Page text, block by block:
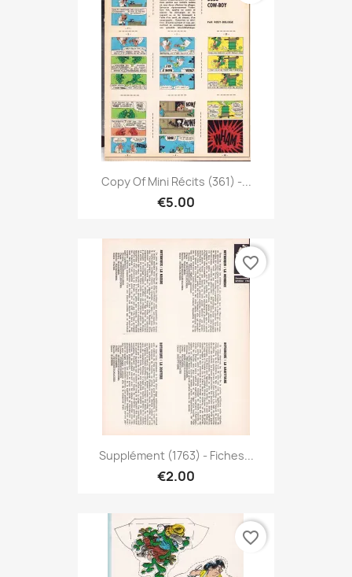
Copy Of Mini Récits (361) -...
€5.00
Supplément (1763) - Fiches...
€2.00
favorite_border
favorite_border